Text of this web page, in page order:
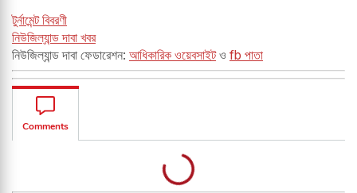
টুর্নামেন্ট বিবরণী
নিউজিল্যান্ড দাবা খবর
নিউজিল্যান্ড দাবা ফেডারেশন: আধিকারিক ওয়েবসাইটও fb পাতা